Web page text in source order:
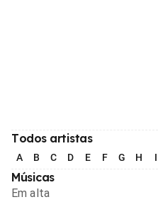
Todos artistas
A B C D E F G H I
Músicas
Em alta